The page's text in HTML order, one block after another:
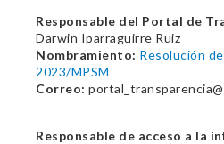
Responsable del Portal de
Darwin Iparraguirre Ruiz
Nombramiento: Resolución
2023/MPSM
Correo:
Responsable de acceso a la